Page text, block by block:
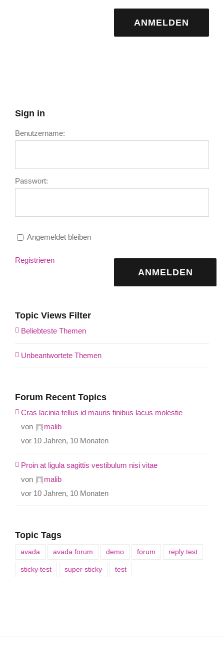
ANMELDEN
Sign in
Benutzername:
Passwort:
Angemeldet bleiben
ANMELDEN
Registrieren
Topic Views Filter
Beliebteste Themen
Unbeantwortete Themen
Forum Recent Topics
Cras lacinia tellus id mauris finibus lacus molestie
von
malib
vor 10 Jahren, 10 Monaten
Proin at ligula sagittis vestibulum nisi vitae
von
malib
vor 10 Jahren, 10 Monaten
Topic Tags
avada avada forum demo forum reply test
sticky test super sticky test